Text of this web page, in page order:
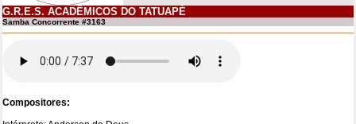
G.R.E.S. ACADÊMICOS DO TATUAPÉ
Samba Concorrente #3163
Compositores: